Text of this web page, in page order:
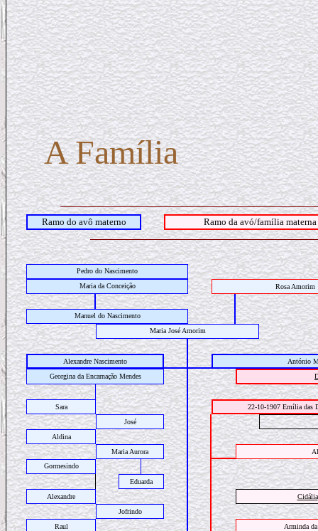
A Família
Ramo do avô materno Ramo da avó/família materna
Pedro do Nascimento
Maria da Conceição
Rosa Amorim
Manuel do Nascimento
Maria José Amorim
Alexandre Nascimento
António
Georgina da Encarnação Mendes
Sara 22-10-1907 Emília das
José
Aldina
Maria Aurora
Gormesindo
Eduarda
Alexandre
Cidália
Jofrindo
Raul
Arminda